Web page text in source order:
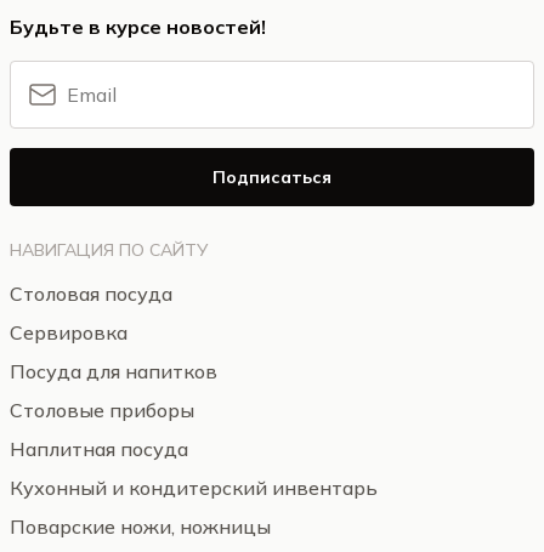
НАВИГАЦИЯ ПО САЙТУ
Столовая посуда
Сервировка
Посуда для напитков
Столовые приборы
Наплитная посуда
Кухонный и кондитерский инвентарь
Поварские ножи, ножницы
Будьте в курсе новостей!
Подписаться